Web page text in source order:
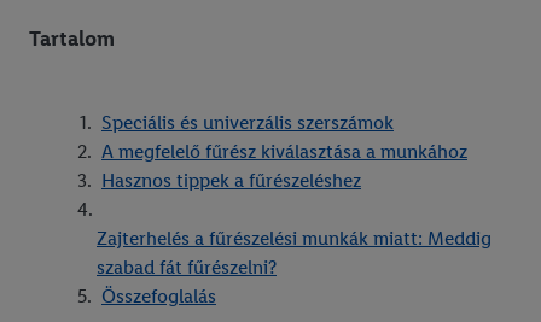
Tartalom
Speciális és univerzális szerszámok
A megfelelő fűrész kiválasztása a munkához
Hasznos tippek a fűrészeléshez
Zajterhelés a fűrészelési munkák miatt: Meddig
szabad fát fűrészelni?
Összefoglalás